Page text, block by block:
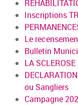
Inscriptions
Le
Bulletin
LA
ou Sangliers
Campagne